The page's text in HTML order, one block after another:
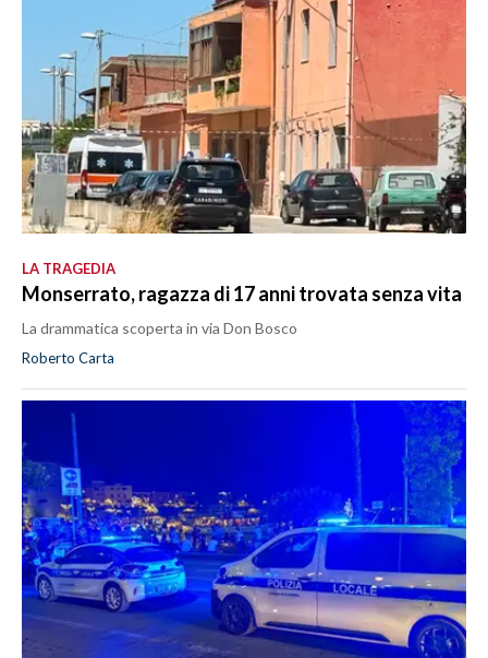
LA TRAGEDIA
Monserrato, ragazza di 17 anni trovata senza vita
La drammatica scoperta in via Don Bosco
Roberto Carta